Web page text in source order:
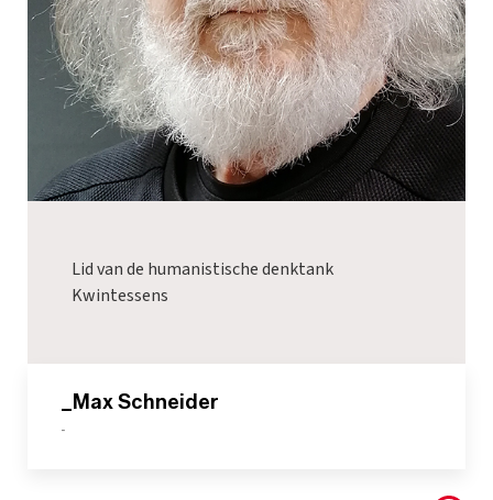
Lid van de humanistische denktank
Kwintessens
_Max Schneider
-